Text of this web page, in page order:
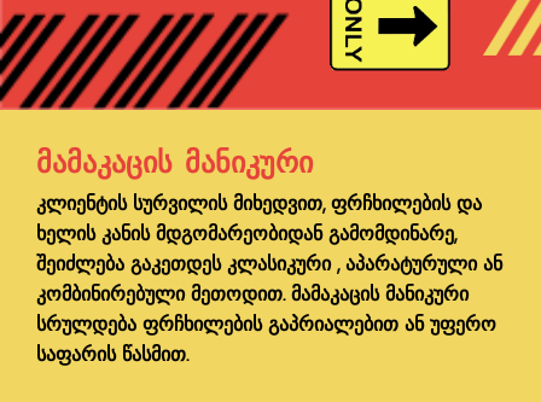
ᲛᲐᲛᲐᲙᲐᲪᲘᲡ ᲛᲐᲜᲘᲙᲣᲠᲘ
კლიენტის სურვილის მიხედვით, ფრჩხილების და
ხელის კანის მდგომარეობიდან გამომდინარე,
შეიძლება გაკეთდეს კლასიკური , აპარატურული ან
კომბინირებული მეთოდით. მამაკაცის მანიკური
სრულდება ფრჩხილების გაპრიალებით ან უფერო
საფარის წასმით.